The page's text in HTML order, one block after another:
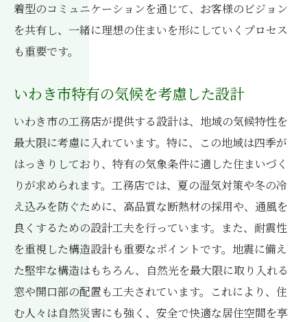
着型のコミュニケーションを通じて、お客様のビジョン
を共有し、一緒に理想の住まいを形にしていくプロセス
も重要です。
いわき市特有の気候を考慮した設計
いわき市の工務店が提供する設計は、地域の気候特性を
最大限に考慮に入れています。特に、この地域は四季が
はっきりしており、特有の気象条件に適した住まいづく
りが求められます。工務店では、夏の湿気対策や冬の冷
え込みを防ぐために、高品質な断熱材の採用や、通風を
良くするための設計工夫を行っています。また、耐震性
を重視した構造設計も重要なポイントです。地震に備え
た堅牢な構造はもちろん、自然光を最大限に取り入れる
窓や開口部の配置も工夫されています。これにより、住
む人々は自然災害にも強く、安全で快適な居住空間を享